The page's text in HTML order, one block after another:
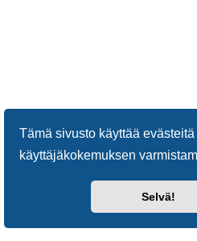
Tämä sivusto käyttää
käyttäjäkokemuksen
Selvä!